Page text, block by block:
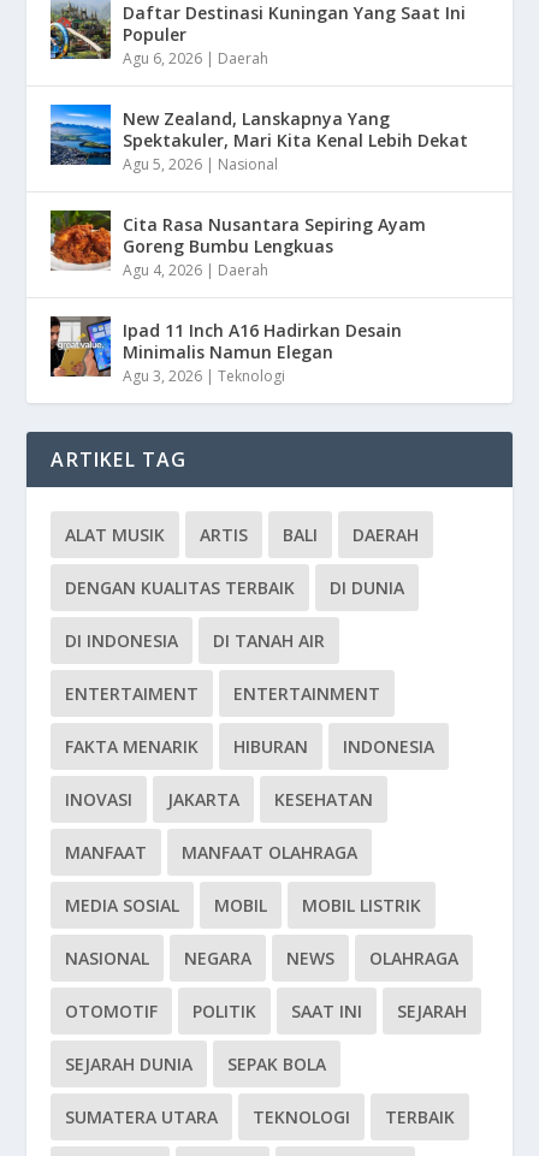
Daftar Destinasi Kuningan Yang Saat Ini
Populer
Agu 6, 2026 | Daerah
New Zealand, Lanskapnya Yang
Spektakuler, Mari Kita Kenal Lebih Dekat
Agu 5, 2026 | Nasional
Cita Rasa Nusantara Sepiring Ayam
Goreng Bumbu Lengkuas
Agu 4, 2026 | Daerah
Ipad 11 Inch A16 Hadirkan Desain
Minimalis Namun Elegan
Agu 3, 2026 |Teknologi
ARTIKEL TAG
ALAT MUSIK ARTIS BALI DAERAH
DENGAN KUALITAS TERBAIK DI DUNIA
DI INDONESIA DI TANAH AIR
ENTERTAIMENT ENTERTAINMENT
FAKTA MENARIK HIBURAN INDONESIA
INOVASI JAKARTA KESEHATAN
MANFAAT MANFAAT OLAHRAGA
MEDIA SOSIAL MOBIL MOBIL LISTRIK
NASIONAL NEGARA NEWS OLAHRAGA
OTOMOTIF POLITIK SAAT INI SEJARAH
SEJARAH DUNIA SEPAK BOLA
SUMATERA UTARA TEKNOLOGI TERBAIK